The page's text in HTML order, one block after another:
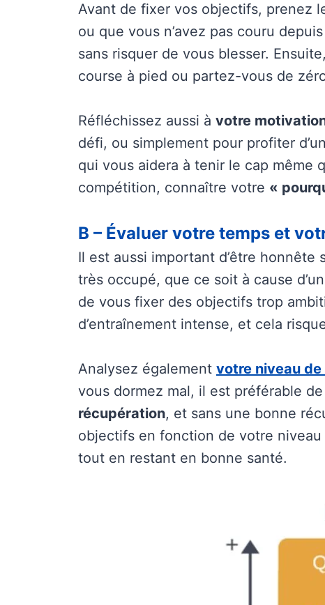
Avant de fixer vos objectifs, prenez
ou que vous n’avez pas couru
sans risquer de vous blesser. Ensuite,
course à pied ou partez-vous de
Réfléchissez aussi à votre
défi, ou simplement pour profiter
qui vous aidera à tenir le cap même
compétition, connaître votre «
B – Évaluer votre temps et
Il est aussi important d’être honnête
très occupé, que ce soit à cause
de vous fixer des objectifs trop
d’entraînement intense, et cela
Analysez également votre niveau
vous dormez mal, il est préférable
récupération, et sans une bonne
objectifs en fonction de votre
tout en restant en bonne santé.